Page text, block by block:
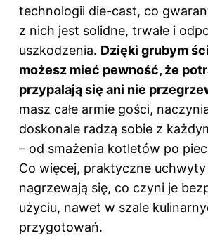
technologii die-cast, co
z nich jest solidne, trwałe i
uszkodzenia. Dzięki grubym
możesz mieć pewność, że
przypalają się ani nie
masz całe armie gości,
doskonale radzą sobie z
– od smażenia kotletów po
Co więcej, praktyczne uchwyty
nagrzewają się, co czyni je
użyciu, nawet w szale
przygotowań.